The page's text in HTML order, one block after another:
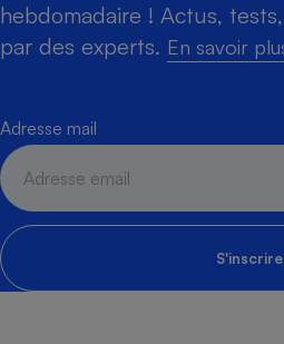
hebdomadaire ! Actus,
par des experts. En savoir
Adresse mail
S'inscrire